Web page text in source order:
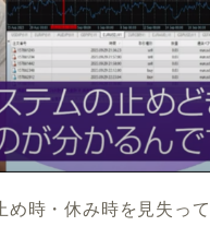
時・休み時を見失っ